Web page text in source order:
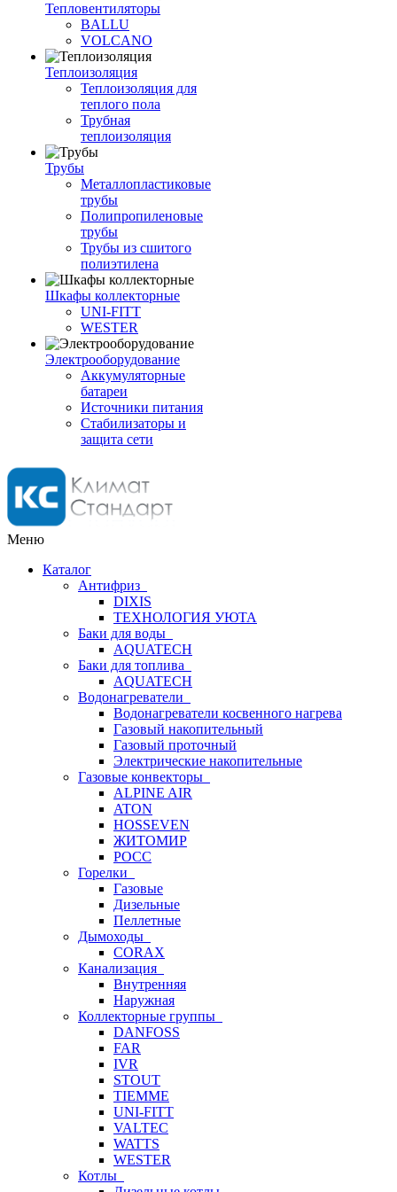
Тепловентиляторы
BALLU
VOLCANO
Теплоизоляция
Теплоизоляция для
теплого пола
Трубная
теплоизоляция
Трубы
Металлопластиковые
трубы
Полипропиленовые
трубы
Трубы из сшитого
полиэтилена
Шкафы коллекторные
UNI-FITT
WESTER
Электрооборудование
Аккумуляторные
батареи
Источники питания
Стабилизаторы и
защита сети
Меню
Каталог
Антифриз
DIXIS
ТЕХНОЛОГИЯ УЮТА
Баки для воды
AQUATECH
Баки для топлива
AQUATECH
Водонагреватели
Водонагреватели косвенного нагрева
Газовый накопительный
Газовый проточный
Электрические накопительные
Газовые конвекторы
ALPINE AIR
ATON
HOSSEVEN
ЖИТОМИР
РОСС
Горелки
Газовые
Дизельные
Пеллетные
Дымоходы
CORAX
Канализация
Внутренняя
Наружная
Коллекторные группы
DANFOSS
FAR
IVR
STOUT
TIEMME
UNI-FITT
VALTEC
WATTS
WESTER
Котлы